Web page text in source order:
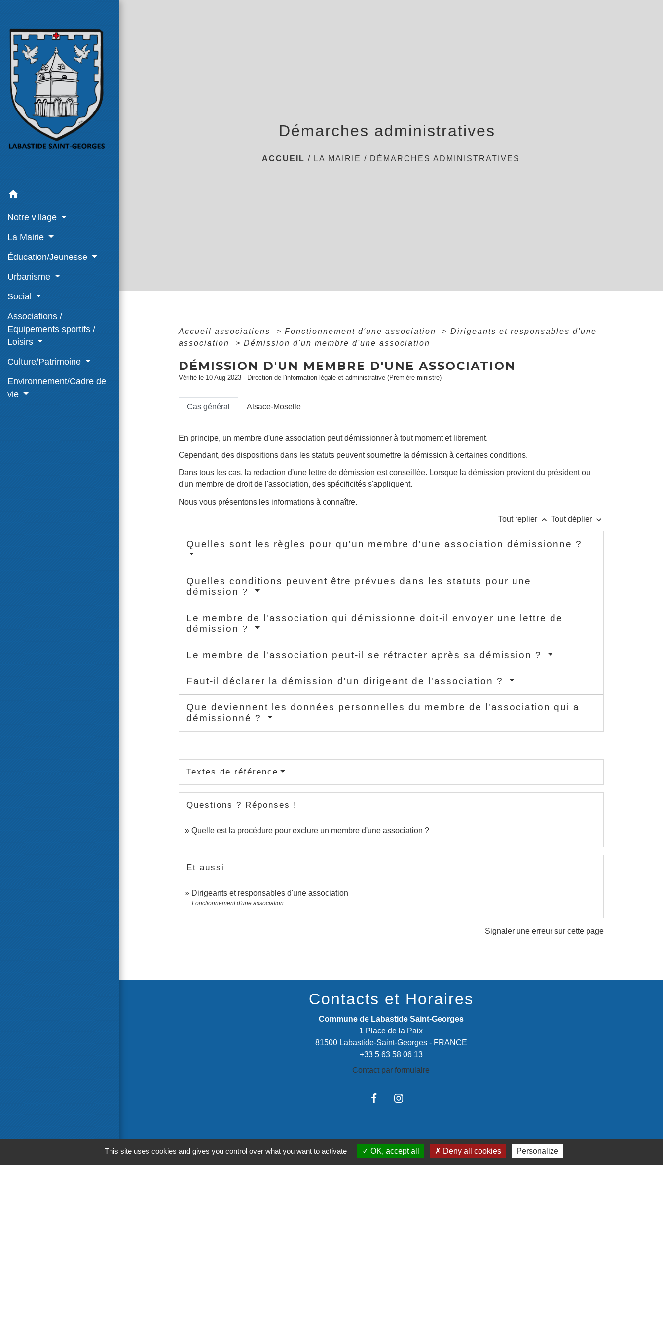
home
Notre village
La Mairie
Éducation/Jeunesse
Urbanisme
Social
Associations /
Equipements sportifs /
Loisirs
Culture/Patrimoine
Environnement/Cadre de
vie
Démarches administratives
ACCUEIL / LA MAIRIE / DÉMARCHES ADMINISTRATIVES
Accueil associations > Fonctionnement d'une association > Dirigeants et responsables d'une
association
> Démission d'un membre d'une association
DÉMISSION D'UN MEMBRE D'UNE ASSOCIATION
Vérifié le 10 Aug 2023 - Direction de l'information légale et administrative (Première ministre)
Cas général Alsace-Moselle
En principe, un membre d'une association peut démissionner à tout moment et librement.
Cependant, des dispositions dans les statuts peuvent soumettre la démission à certaines conditions.
Dans tous les cas, la rédaction d'une lettre de démission est conseillée. Lorsque la démission provient du président ou
d'un membre de droit de l'association, des spécificités s'appliquent.
Nous vous présentons les informations à connaître.
Tout replier keyboard_arrow_up Tout déplier keyboard_arrow_down
Quelles sont les règles pour qu'un membre d'une association démissionne ?
Quelles conditions peuvent être prévues dans les statuts pour une
démission ?
Le membre de l'association qui démissionne doit-il envoyer une lettre de
démission ?
Le membre de l'association peut-il se rétracter après sa démission ?
Faut-il déclarer la démission d'un dirigeant de l'association ?
Que deviennent les données personnelles du membre de l'association qui a
démissionné ?
Textes de référence
Questions ? Réponses !
Quelle est la procédure pour exclure un membre d'une association ?
Et aussi
Dirigeants et responsables d'une association
Fonctionnement d'une association
Signaler une erreur sur cette page
Contacts et Horaires
Commune de Labastide Saint-Georges
1 Place de la Paix
81500 Labastide-Saint-Georges - FRANCE
+33 5 63 58 06 13
Contact par formulaire
Liens institutionnels
This site uses cookies and gives you control over what you want to activate OK, accept all Deny all cookies Personalize